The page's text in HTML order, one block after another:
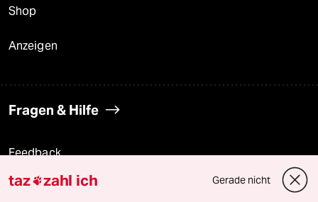
Shop
Anzeigen
Fragen & Hilfe
Feedback
Aboservice
taz zahl ich Gerade nicht